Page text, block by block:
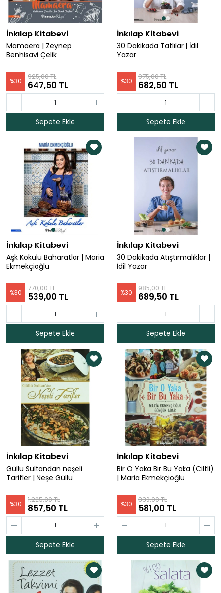
İnkılap Kitabevi
Mamaera | Zeynep
Benhisavi Çelik
%30 925,00 TL
647,50 TL
Sepete Ekle
İnkılap Kitabevi
30 Dakikada Tatlılar | İdil
Yazar
%30 975,00 TL
682,50 TL
Sepete Ekle
İnkılap Kitabevi
Aşk Kokulu Baharatlar | Maria
Ekmekçioğlu
%30 770,00 TL
539,00 TL
Sepete Ekle
İnkılap Kitabevi
30 Dakikada Atıştırmalıklar |
İdil Yazar
%30 985,00 TL
689,50 TL
Sepete Ekle
İnkılap Kitabevi
Güllü Sultandan neşeli
Tarifler | Neşe Güllü
%30 1.225,00 TL
857,50 TL
Sepete Ekle
İnkılap Kitabevi
Bir O Yaka Bir Bu Yaka (Ciltli)
| Maria Ekmekçioğlu
%30 830,00 TL
581,00 TL
Sepete Ekle